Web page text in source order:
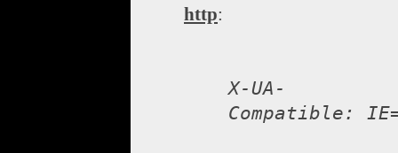
http:
X-UA-
Compatible: